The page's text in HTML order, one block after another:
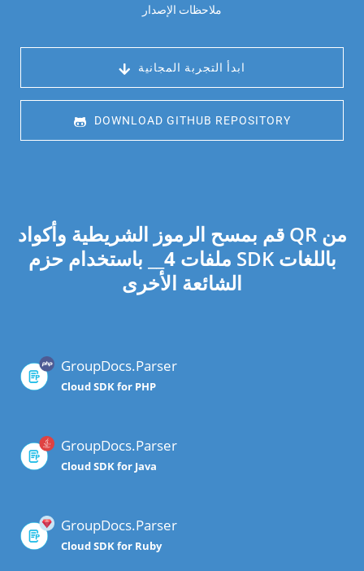
ملاحظات الإصدار
ابدأ التجربة المجانية
DOWNLOAD GITHUB REPOSITORY
قم بمسح الرموز الشريطية وأكواد QR من
ملفات4 __ باستخدام حزم SDK باللغات
الشائعة الأخرى
GroupDocs.Parser
Cloud SDK for PHP
GroupDocs.Parser
Cloud SDK for Java
GroupDocs.Parser
Cloud SDK for Ruby